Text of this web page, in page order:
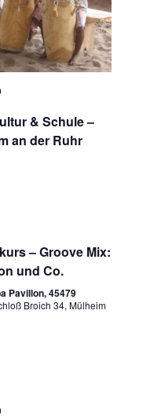
& Schule –
an der Ruhr
– Groove Mix:
und Co.
Pavillon, 45479
Broich 34, Mülheim